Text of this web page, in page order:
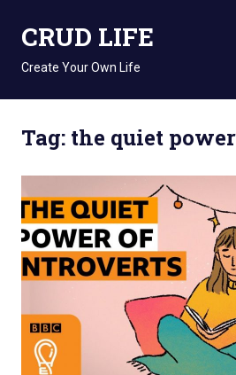
CRUD LIFE
Create Your Own Life
Tag: the quiet power